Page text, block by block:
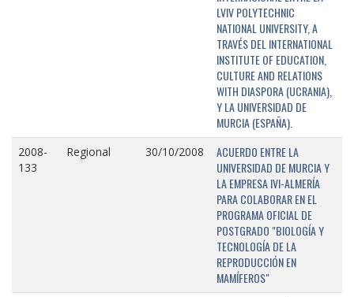
LVIV POLYTECHNIC
NATIONAL UNIVERSITY, A
TRAVÉS DEL INTERNATIONAL
INSTITUTE OF EDUCATION,
CULTURE AND RELATIONS
WITH DIASPORA (UCRANIA),
Y LA UNIVERSIDAD DE
MURCIA (ESPAÑA).
2008-
133
Regional 30/10/2008
ACUERDO ENTRE LA
UNIVERSIDAD DE MURCIA Y
LA EMPRESA IVI-ALMERÍA
PARA COLABORAR EN EL
PROGRAMA OFICIAL DE
POSTGRADO "BIOLOGÍA Y
TECNOLOGÍA DE LA
REPRODUCCIÓN EN
MAMÍFEROS"